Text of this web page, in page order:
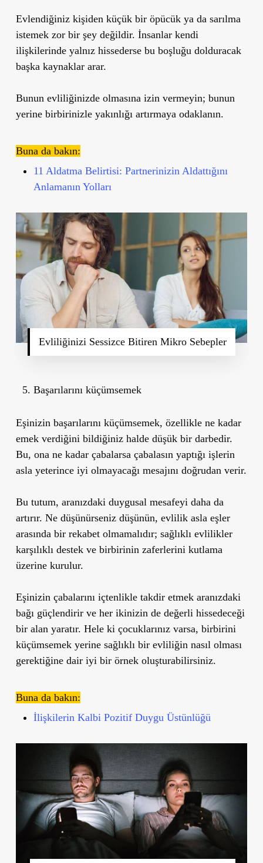
Evlendiğiniz kişiden küçük bir öpücük ya da sarılma
istemek zor bir şey değildir. İnsanlar kendi
ilişkilerinde yalnız hissederse bu boşluğu dolduracak
başka kaynaklar arar.
Bunun evliliğinizde olmasına izin vermeyin; bunun
yerine birbirinizle yakınlığı artırmaya odaklanın.
Buna da bakın:
11 Aldatma Belirtisi: Partnerinizin Aldattığını
Anlamanın Yolları
Evliliğinizi Sessizce Bitiren Mikro Sebepler
Başarılarını küçümsemek
Eşinizin başarılarını küçümsemek, özellikle ne kadar
emek verdiğini bildiğiniz halde düşük bir darbedir.
Bu, ona ne kadar çabalarsa çabalasın yaptığı işlerin
asla yeterince iyi olmayacağı mesajını doğrudan verir.
Bu tutum, aranızdaki duygusal mesafeyi daha da
artırır. Ne düşünürseniz düşünün, evlilik asla eşler
arasında bir rekabet olmamalıdır; sağlıklı evlilikler
karşılıklı destek ve birbirinin zaferlerini kutlama
üzerine kurulur.
Eşinizin çabalarını içtenlikle takdir etmek aranızdaki
bağı güçlendirir ve her ikinizin de değerli hissedeceği
bir alan yaratır. Hele ki çocuklarınız varsa, birbirini
küçümsemek yerine sağlıklı bir evliliğin nasıl olması
gerektiğine dair iyi bir örnek oluşturabilirsiniz.
Buna da bakın:
İlişkilerin Kalbi Pozitif Duygu Üstünlüğü